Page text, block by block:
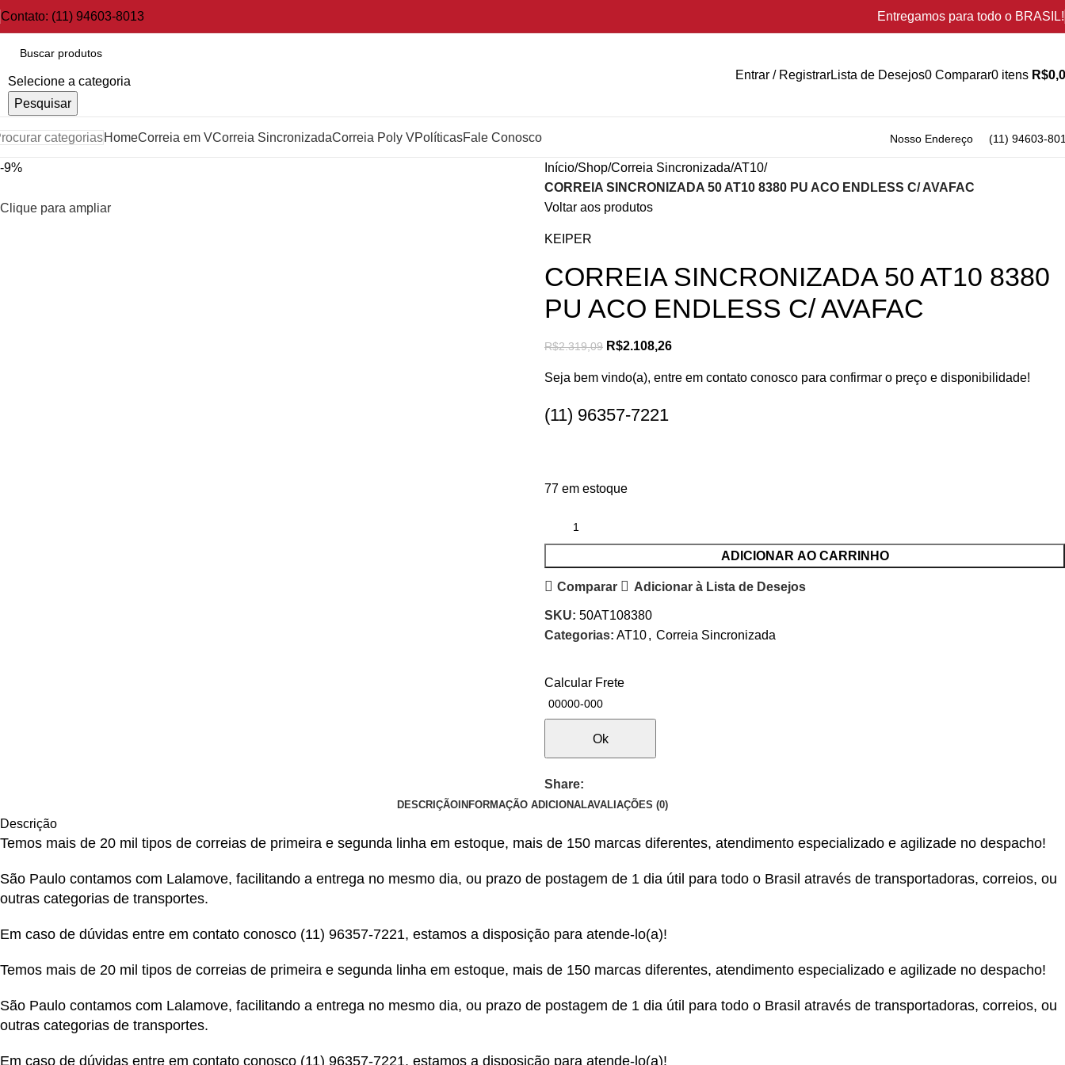
Contato: (11) 94603-8013 Entregamos para todo o BRASIL!
Selecione a categoria
Pesquisar
Entrar / RegistrarLista de Desejos0 Comparar0 itens R$
categoriasHomeCorreia em VCorreia SincronizadaCorreia Poly VPolíticasFale Conosco Nosso Endereço (11) 94603-
-9%
Clique para ampliar
Início Shop Correia Sincronizada AT10
CORREIA SINCRONIZADA 50 AT10 8380 PU ACO ENDLESS C/ AVAFAC
Voltar aos produtos
KEIPER
CORREIA SINCRONIZADA 50 AT10 8380
PU ACO ENDLESS C/ AVAFAC
R$2.319,09 R$2.108,26
Seja bem vindo(a), entre em contato conosco para confirmar o preço e disponibilidade!
(11) 96357-7221
77 em estoque
ADICIONAR AO CARRINHO
Comparar Adicionar à Lista de Desejos
SKU: 50AT108380
Categorias: AT10, Correia Sincronizada
Calcular Frete
Ok
Share:
DESCRIÇÃO INFORMAÇÃO ADICIONALAVALIAÇÕES (0)
Descrição
Temos mais de 20 mil tipos de correias de primeira e segunda linha em estoque, mais de 150 marcas diferentes, atendimento especializado e agilizade no despacho!
São Paulo contamos com Lalamove, facilitando a entrega no mesmo dia, ou prazo de postagem de 1 dia útil para todo o Brasil através de transportadoras, correios, ou
outras categorias de transportes.
Em caso de dúvidas entre em contato conosco (11) 96357-7221, estamos a disposição para atende-lo(a)!
Temos mais de 20 mil tipos de correias de primeira e segunda linha em estoque, mais de 150 marcas diferentes, atendimento especializado e agilizade no despacho!
São Paulo contamos com Lalamove, facilitando a entrega no mesmo dia, ou prazo de postagem de 1 dia útil para todo o Brasil através de transportadoras, correios, ou
outras categorias de transportes.
Em caso de dúvidas entre em contato conosco (11) 96357-7221, estamos a disposição para atende-lo(a)!